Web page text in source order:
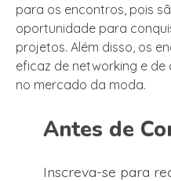
para os encontros, pois
oportunidade para
projetos. Além disso, os
eficaz de networking e
no mercado da moda.
Antes de
Inscreva-se para